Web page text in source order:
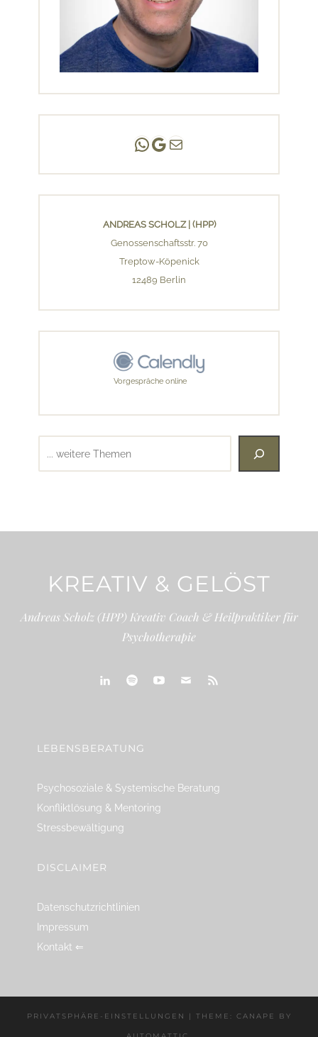
Andreas Scholz | (HPP)
Praxis Adlershof
E-Mail an mich ...
ANDREAS SCHOLZ | (HPP)
Genossenschaftsstr. 70
Treptow-Köpenick
12489 Berlin
Vorgespräche online
KREATIV & GELÖST
Andreas Scholz (HPP) Kreativ Coach & Heilpraktiker für
Psychotherapie
LEBENSBERATUNG
Psychosoziale & Systemische Beratung
Konfliktlösung & Mentoring
Stressbewältigung
DISCLAIMER
Datenschutzrichtlinien
Impressum
Kontakt ⇐
PRIVATSPHÄRE-EINSTELLUNGEN | THEME: CANAPE BY